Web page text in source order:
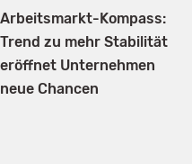
Arbeitsmarkt-Kompass:
Trend zu mehr Stabilität
eröffnet Unternehmen
neue Chancen